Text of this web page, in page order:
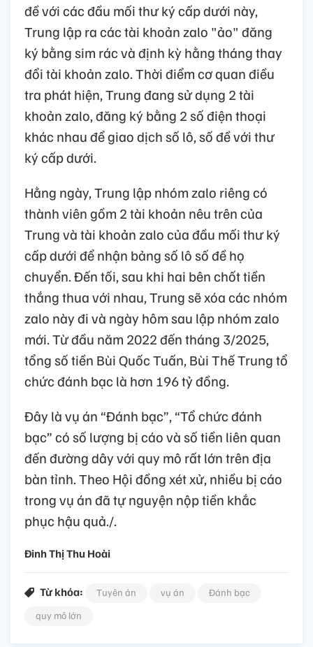
đề với các đầu mối thư ký cấp dưới này,
Trung lập ra các tài khoản zalo "ảo" đăng
ký bằng sim rác và định kỳ hằng tháng thay
đổi tài khoản zalo. Thời điểm cơ quan điều
tra phát hiện, Trung đang sử dụng 2 tài
khoản zalo, đăng ký bằng 2 số điện thoại
khác nhau để giao dịch số lô, số đề với thư
ký cấp dưới.
Hằng ngày, Trung lập nhóm zalo riêng có
thành viên gồm 2 tài khoản nêu trên của
Trung và tài khoản zalo của đầu mối thư ký
cấp dưới để nhận bảng số lô số đề họ
chuyển. Đến tối, sau khi hai bên chốt tiền
thắng thua với nhau, Trung sẽ xóa các nhóm
zalo này đi và ngày hôm sau lập nhóm zalo
mới. Từ đầu năm 2022 đến tháng 3/2025,
tổng số tiền Bùi Quốc Tuấn, Bùi Thế Trung tổ
chức đánh bạc là hơn 196 tỷ đồng.
Đây là vụ án “Đánh bạc”, “Tổ chức đánh
bạc” có số lượng bị cáo và số tiền liên quan
đến đường dây với quy mô rất lớn trên địa
bàn tỉnh. Theo Hội đồng xét xử, nhiều bị cáo
trong vụ án đã tự nguyện nộp tiền khắc
phục hậu quả./.
Đinh Thị Thu Hoài
Từ khóa: Tuyên án vụ án
Đánh bạc
quy mô lớn